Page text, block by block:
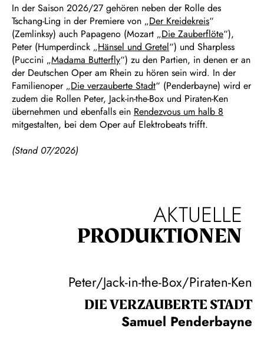
In der Saison 2026/27 gehören neben der Rolle des
Tschang-Ling in der Premiere von „Der Kreidekreis“
(Zemlinksy) auch Papageno (Mozart „Die Zauberflöte“),
Peter (Humperdinck „Hänsel und Gretel“) und Sharpless
(Puccini „Madama Butterfly“) zu den Partien, in denen er an
der Deutschen Oper am Rhein zu hören sein wird. In der
Familienoper „Die verzauberte Stadt“ (Penderbayne) wird er
zudem die Rollen Peter, Jack-in-the-Box und Piraten-Ken
übernehmen und ebenfalls ein Rendezvous um halb 8
mitgestalten, bei dem Oper auf Elektrobeats trifft.
(Stand 07/2026)
AKTUELLE
PRODUKTIONEN
Peter/Jack-in-the-Box/Piraten-Ken
DIE VERZAUBERTE STADT
Samuel Penderbayne